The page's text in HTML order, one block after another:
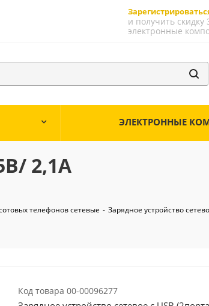
и получить скидку
электронные
ЭЛЕКТРОННЫЕ
2,1A
телефонов сетевые - Зарядное устройство
Код товара 00-00096277